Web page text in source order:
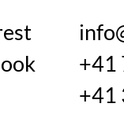
+41
+41